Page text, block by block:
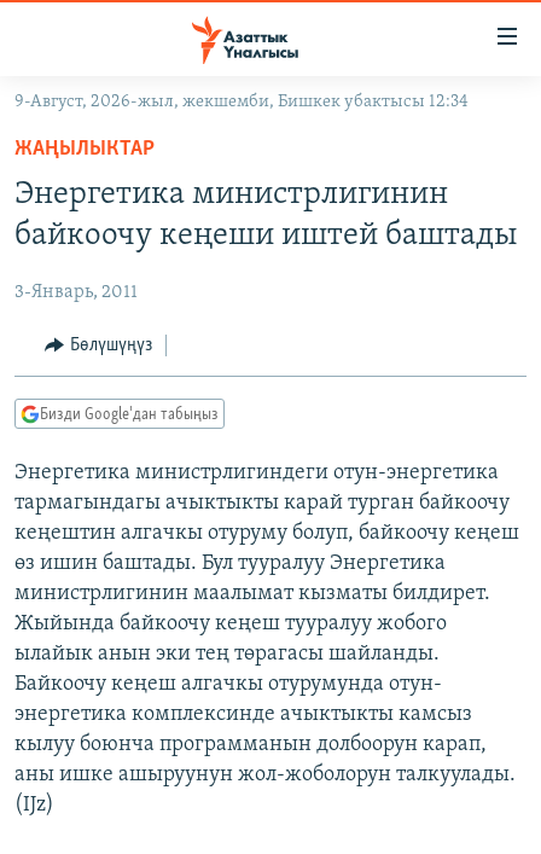
Навигацияга
өтүңүз
Издөөгө
салыңызКЫРГЫЗСТАН
ЭКОНОМИКА
МАДАНИЯТ
ДҮЙНӨ
БОРБОР АЗИЯ
АТАЙЫН ИЛИКТӨӨ
ТВ ПРОГРАММАЛАР
ЭКСПЕРТТЕР ТАЛДАЙТ
БИЗ ЖАНА ДҮЙНӨ
ЭЖЕ-СИҢДИЛЕР
АЗАТТЫК+
ЫҢГАЙСЫЗ СУРООЛОР
ӨЗГӨЧӨ ПИКИР
Русский
ОНЛАЙН ШЕРИНЕ
ЭЕ/АРнун бардык сайттары
9-Август, 2026-жыл, жекшемби, Бишкек убактысы 12:34
ЖАҢЫЛЫКТАР
Энергетика министрлигинин
байкоочу кеңеши иштей баштады
3-Январь, 2011
Бөлүшүңүз
Бизди Google'дан табыңыз
Энергетика министрлигиндеги отун-энергетика
тармагындагы ачыктыкты карай турган байкоочу
кеңештин алгачкы отуруму болуп, байкоочу кеңеш
өз ишин баштады. Бул тууралуу Энергетика
министрлигинин маалымат кызматы билдирет.
Жыйында байкоочу кеңеш тууралуу жобого
ылайык анын эки тең төрагасы шайланды.
Байкоочу кеңеш алгачкы отурумунда отун-
энергетика комплексинде ачыктыкты камсыз
кылуу боюнча программанын долбоорун карап,
аны ишке ашыруунун жол-жоболорун талкуулады.
(IJz)